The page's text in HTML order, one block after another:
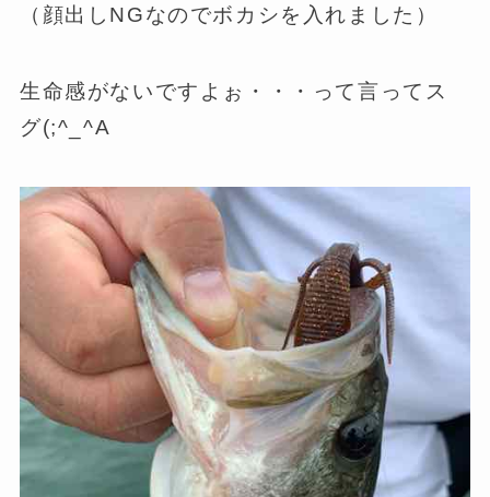
（顔出しNGなのでボカシを入れました）
生命感がないですよぉ・・・って言ってス
グ(;^_^A